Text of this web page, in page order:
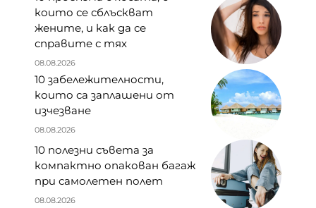
които се сблъскват
жените, и как да се
справите с тях
08.08.2026
10 забележителности,
които са заплашени от
изчезване
08.08.2026
10 полезни съвета за
компактно опакован багаж
при самолетен полет
08.08.2026